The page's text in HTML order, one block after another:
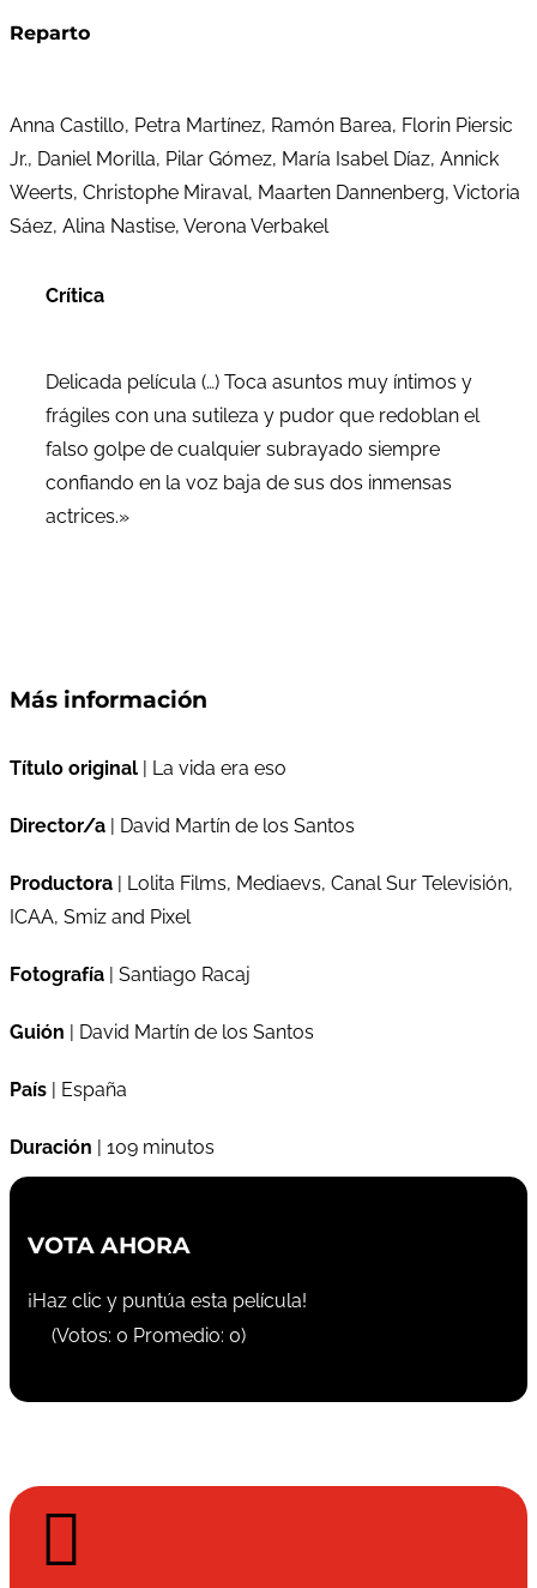
Reparto
Anna Castillo, Petra Martínez, Ramón Barea, Florin Piersic
Jr., Daniel Morilla, Pilar Gómez, María Isabel Díaz, Annick
Weerts, Christophe Miraval, Maarten Dannenberg, Victoria
Sáez, Alina Nastise, Verona Verbakel
Crítica
Delicada película (…) Toca asuntos muy íntimos y
frágiles con una sutileza y pudor que redoblan el
falso golpe de cualquier subrayado siempre
confiando en la voz baja de sus dos inmensas
actrices.»
Más información
Título original | La vida era eso
Director/a | David Martín de los Santos
Productora | Lolita Films, Mediaevs, Canal Sur Televisión,
ICAA, Smiz and Pixel
Fotografía | Santiago Racaj
Guión | David Martín de los Santos
País | España
Duración | 109 minutos
VOTA AHORA
¡Haz clic y puntúa esta película!
(Votos: 0 Promedio: 0)
